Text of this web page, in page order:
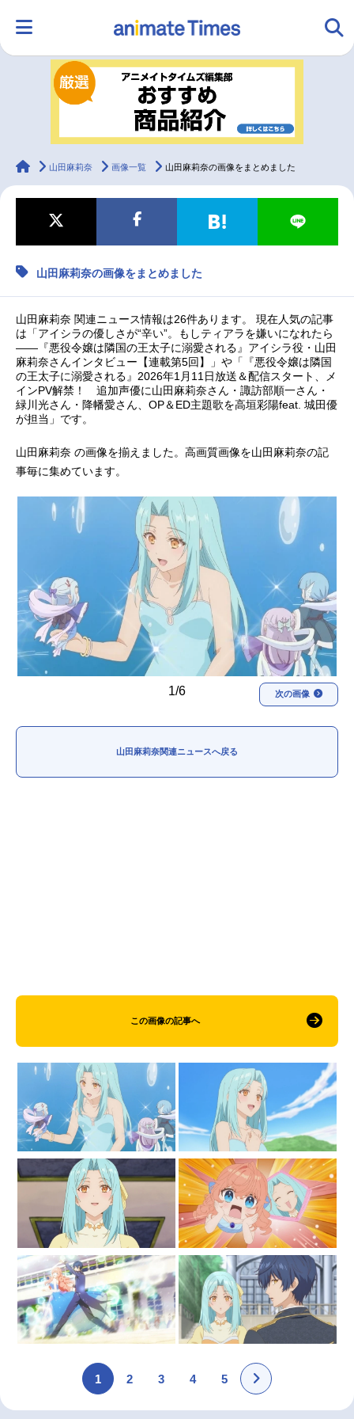
ランキング アニメ
ラジオ
マンガ・ラノベ ゲーム・アプリ 音楽 コスプレ
2.5次元 配信・Vtuber
最新記事一覧
アニメ記事一覧 声優記事一覧
アニメ映画一覧 実写化映画一覧
今期アニメ曜日別一覧
春アニメ 夏アニメ
男性声優/女性声優一覧
FOLLOW US
animateTimes
山田麻莉奈 画像一覧 山田麻莉奈の画像をまとめました
山田麻莉奈の画像をまとめました
山田麻莉奈 関連ニュース情報は26件あります。 現在人気の記事
は「アイシラの優しさが“辛い”。もしティアラを嫌いになれたら
――『悪役令嬢は隣国の王太子に溺愛される』アイシラ役・山田
麻莉奈さんインタビュー【連載第5回】」や「『悪役令嬢は隣国
の王太子に溺愛される』2026年1月11日放送＆配信スタート、メ
インPV解禁！ 追加声優に山田麻莉奈さん・諏訪部順一さん・
緑川光さん・降幡愛さん、OP＆ED主題歌を高垣彩陽feat. 城田優
が担当」です。
山田麻莉奈 の画像を揃えました。高画質画像を山田麻莉奈の記
事毎に集めています。
1/6 次の画像
山田麻莉奈関連ニュースへ戻る
この画像の記事へ
1 2 3 4 5